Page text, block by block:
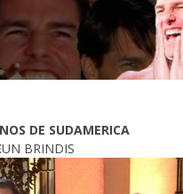
DE SUDAMERICA
UN BRINDIS